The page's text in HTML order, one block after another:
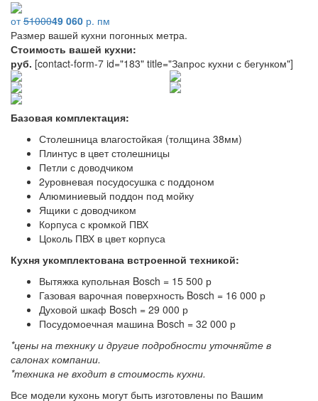
от5100049 060 р. пм
Размер вашей кухни погонных метра.
Стоимость вашей кухни:
руб. [contact-form-7 id="183" title="Запрос кухни с бегунком"]
Базовая комплектация:
Столешница влагостойкая (толщина 38мм)
Плинтус в цвет столешницы
Петли с доводчиком
2уровневая посудосушка с поддоном
Алюминиевый поддон под мойку
Ящики с доводчиком
Корпуса с кромкой ПВХ
Цоколь ПВХ в цвет корпуса
Кухня укомплектована встроенной техникой:
Вытяжка купольная Bosch = 15 500 р
Газовая варочная поверхность Bosch = 16 000 р
Духовой шкаф Bosch = 29 000 р
Посудомоечная машина Bosch = 32 000 р
*цены на технику и другие подробности уточняйте в
салонах компании.
*техника не входит в стоимость кухни.
Все модели кухонь могут быть изготовлены по Вашим